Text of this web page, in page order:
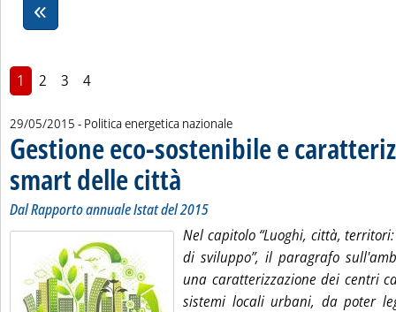
1 2 3 4
29/05/2015 - Politica energetica nazionale
Gestione eco-sostenibile e
smart delle città
Dal Rapporto annuale Istat del 2015
Nel capitolo “Luoghi, città,
di sviluppo”, il paragrafo
una caratterizzazione dei centri
sistemi locali urbani, da poter